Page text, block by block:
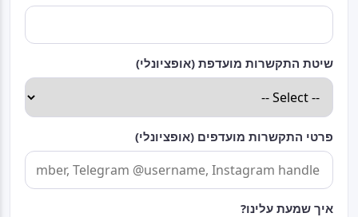
שיטת התקשרות מועדפת (אופציונלי)
פרטי התקשרות מועדפים (אופציונלי)
איך שמעת עלינו?